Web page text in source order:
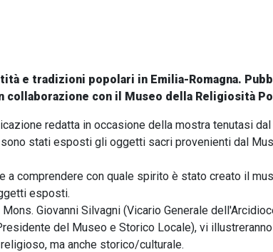
e tradizioni popolari in Emilia-Romagna.
collaborazione con il Museo della Religiosità
redatta in occasione della mostra tenutasi
stati esposti gli oggetti sacri provenienti dal
a comprendere con quale spirito è stato creato il
esposti.
Giovanni Silvagni (Vicario Generale
del Museo e Storico Locale), vi
ma anche storico/culturale.